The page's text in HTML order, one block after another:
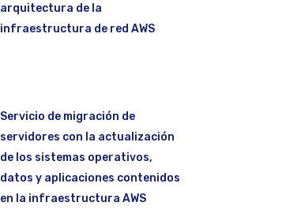
arquitectura de la
infraestructura de red AWS
Servicio de migración de
servidores con la actualización
de los sistemas operativos,
datos y aplicaciones contenidos
en la infraestructura AWS